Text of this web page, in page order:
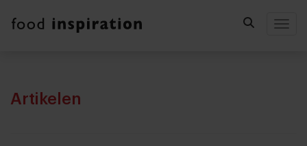
Artikelen